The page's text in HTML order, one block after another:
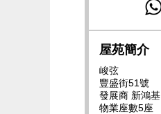
屋苑簡介
峻弦
豐盛街51號
發展商 新鴻基
物業座數5座